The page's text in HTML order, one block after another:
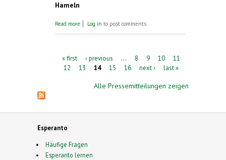
Hameln
Read more about Öffentliche Veranstaltungen beim 92.
Log in to post comments
« first ‹ previous … 8 9 10
11
12
13 14 15 16 next › last »
Alle Pressemitteilungen zeigen
Esperanto
Häufige Fragen
Esperanto lernen